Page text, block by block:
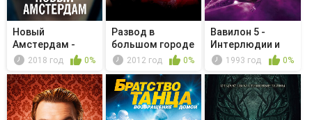
Новый
Амстердам -
Good Soldiers
2018 год 0%
Развод в
большом городе
2012 год 0%
Вавилон 5 -
Интерлюдии и
испытания
1993 год 0%